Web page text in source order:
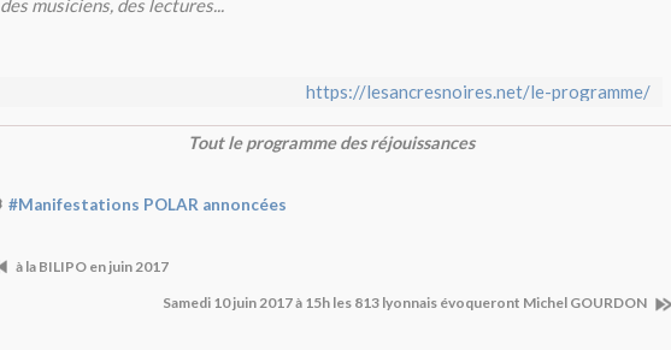
https://lesancresnoires.net/le-programme/
Tout le programme des réjouissances
#Manifestations POLAR annoncées
à la BILIPO en juin 2017
Samedi 10 juin 2017 à 15h les 813 lyonnais évoqueront Michel GOURDON